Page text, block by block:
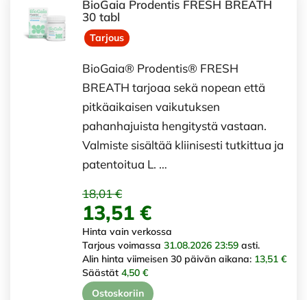
BioGaia Prodentis FRESH BREATH
30 tabl
Tarjous
BioGaia® Prodentis® FRESH
BREATH tarjoaa sekä nopean että
pitkäaikaisen vaikutuksen
pahanhajuista hengitystä vastaan.
Valmiste sisältää kliinisesti tutkittua ja
patentoitua L. …
18,01 €
13,51 €
Hinta vain verkossa
Tarjous voimassa 31.08.2026 23:59 asti.
Alin hinta viimeisen 30 päivän aikana: 13,51 €
Säästät 4,50 €
Ostoskoriin